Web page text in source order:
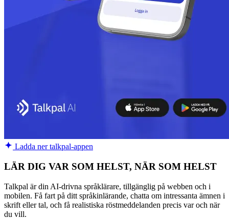
Ladda ner talkpal-appen
LÄR DIG VAR SOM HELST, NÄR SOM HELST
Talkpal är din AI-drivna språklärare, tillgänglig på webben och i
mobilen. Få fart på ditt språkinlärande, chatta om intressanta ämnen i
skrift eller tal, och få realistiska röstmeddelanden precis var och när
du vill.